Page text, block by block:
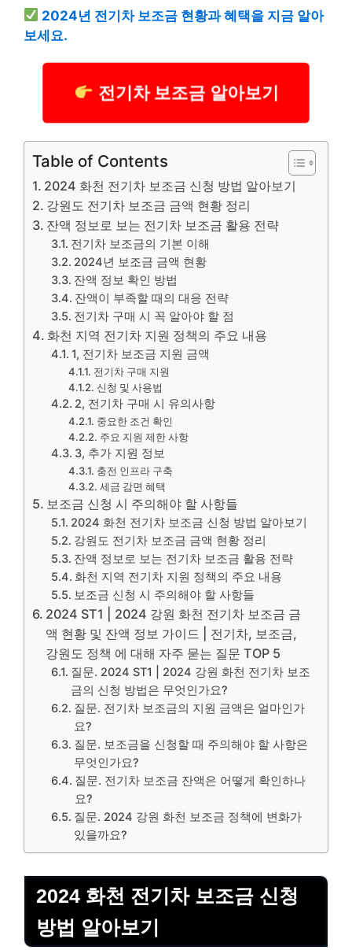
2024년 전기차 보조금 현황과 혜택을 지금 알아
보세요.
전기차 보조금 알아보기
Table of Contents
2024 화천 전기차 보조금 신청 방법 알아보기
강원도 전기차 보조금 금액 현황 정리
잔액 정보로 보는 전기차 보조금 활용 전략
전기차 보조금의 기본 이해
2024년 보조금 금액 현황
잔액 정보 확인 방법
잔액이 부족할 때의 대응 전략
전기차 구매 시 꼭 알아야 할 점
화천 지역 전기차 지원 정책의 주요 내용
1, 전기차 보조금 지원 금액
전기차 구매 지원
신청 및 사용법
2, 전기차 구매 시 유의사항
중요한 조건 확인
주요 지원 제한 사항
3, 추가 지원 정보
충전 인프라 구축
세금 감면 혜택
보조금 신청 시 주의해야 할 사항들
2024 화천 전기차 보조금 신청 방법 알아보기
강원도 전기차 보조금 금액 현황 정리
잔액 정보로 보는 전기차 보조금 활용 전략
화천 지역 전기차 지원 정책의 주요 내용
보조금 신청 시 주의해야 할 사항들
2024 ST1 | 2024 강원 화천 전기차 보조금 금
액 현황 및 잔액 정보 가이드 | 전기차, 보조금,
강원도 정책 에 대해 자주 묻는 질문 TOP 5
질문. 2024 ST1 | 2024 강원 화천 전기차 보조
금의 신청 방법은 무엇인가요?
질문. 전기차 보조금의 지원 금액은 얼마인가
요?
질문. 보조금을 신청할 때 주의해야 할 사항은
무엇인가요?
질문. 전기차 보조금 잔액은 어떻게 확인하나
요?
질문. 2024 강원 화천 보조금 정책에 변화가
있을까요?
2024 화천 전기차 보조금 신청
방법 알아보기